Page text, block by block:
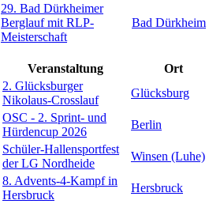
29. Bad Dürkheimer
Berglauf mit RLP-
Meisterschaft
Bad Dürkheim
Veranstaltung
Ort
2. Glücksburger
Nikolaus-Crosslauf
Glücksburg
OSC - 2. Sprint- und
Hürdencup 2026
Berlin
Schüler-Hallensportfest
der LG Nordheide
Winsen (Luhe)
8. Advents-4-Kampf in
Hersbruck
Hersbruck